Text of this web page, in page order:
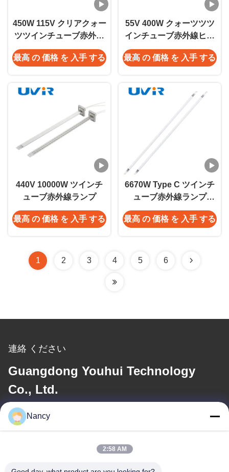
450W 115V クリアクォー
ツツインチューブ赤外線
ヒートランプ
最高 の 価格 を 入手 する
55V 400W クォーツツツ
インチューブ赤外線ヒー
ターランプ
最高 の 価格 を 入手 する
440V 10000W ツインチ
ューブ赤外線ランプ
最高 の 価格 を 入手 する
6670W Type C ツインチ
ューブ赤外線ランプ
11x23mm 白色コーティ
ング
最高 の 価格 を 入手 する
1 2 3 4 5 6
連絡 ください
Guangdong Youhui Technology
Co., Ltd.
メールNancy
2:58 AM